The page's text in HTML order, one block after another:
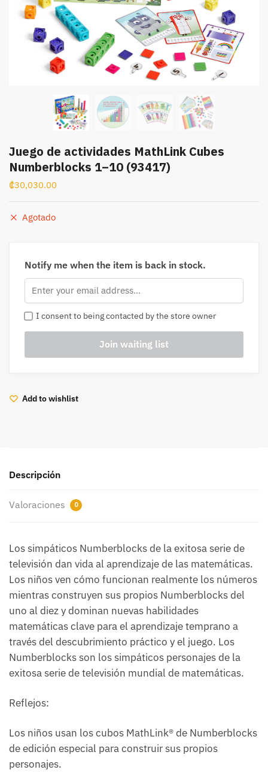
Juego de actividades MathLink Cubes
Numberblocks 1–10 (93417)
₡30,030.00
Agotado
Notify me when the item is back in stock.
I consent to being contacted by the store owner
Add to wishlist
Descripción
Valoraciones 0
Los simpáticos Numberblocks de la exitosa serie de
televisión dan vida al aprendizaje de las matemáticas.
Los niños ven cómo funcionan realmente los números
mientras construyen sus propios Numberblocks del
uno al diez y dominan nuevas habilidades
matemáticas clave para el aprendizaje temprano a
través del descubrimiento práctico y el juego. Los
Numberblocks son los simpáticos personajes de la
exitosa serie de televisión mundial de matemáticas.
Reflejos:
Los niños usan los cubos MathLink® de Numberblocks
de edición especial para construir sus propios
personajes.